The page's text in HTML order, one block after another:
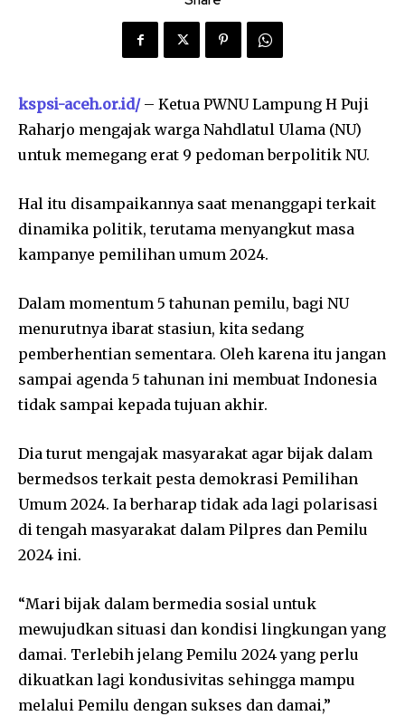
kspsi-aceh.or.id/– Ketua PWNU Lampung H Puji
Raharjo mengajak warga Nahdlatul Ulama (NU)
untuk memegang erat 9 pedoman berpolitik NU.
Hal itu disampaikannya saat menanggapi terkait
dinamika politik, terutama menyangkut masa
kampanye pemilihan umum 2024.
Dalam momentum 5 tahunan pemilu, bagi NU
menurutnya ibarat stasiun, kita sedang
pemberhentian sementara. Oleh karena itu jangan
sampai agenda 5 tahunan ini membuat Indonesia
tidak sampai kepada tujuan akhir.
Dia turut mengajak masyarakat agar bijak dalam
bermedsos terkait pesta demokrasi Pemilihan
Umum 2024. Ia berharap tidak ada lagi polarisasi
di tengah masyarakat dalam Pilpres dan Pemilu
2024 ini.
“Mari bijak dalam bermedia sosial untuk
mewujudkan situasi dan kondisi lingkungan yang
damai. Terlebih jelang Pemilu 2024 yang perlu
dikuatkan lagi kondusivitas sehingga mampu
melalui Pemilu dengan sukses dan damai,”